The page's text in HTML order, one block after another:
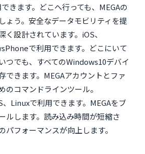
きます。どこへ行っても、MEGAの
ょう。安全なデータモビリティを提
く設計されています。iOS、
で利用できます。どこにいて
つでも、すべてのWindows10デバイ
できます。MEGAアカウントとファ
のコマンドラインツール。
Linuxで利用できます。MEGAをブ
ルします。読み込み時間が短縮さ
パフォーマンスが向上します。